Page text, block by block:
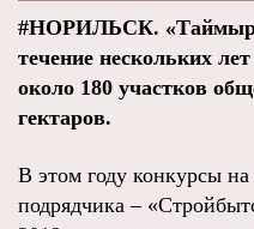
#НОРИЛЬСК.
течение нескольких
около 180 участков
гектаров.
В этом году конкурсы
подрядчика –